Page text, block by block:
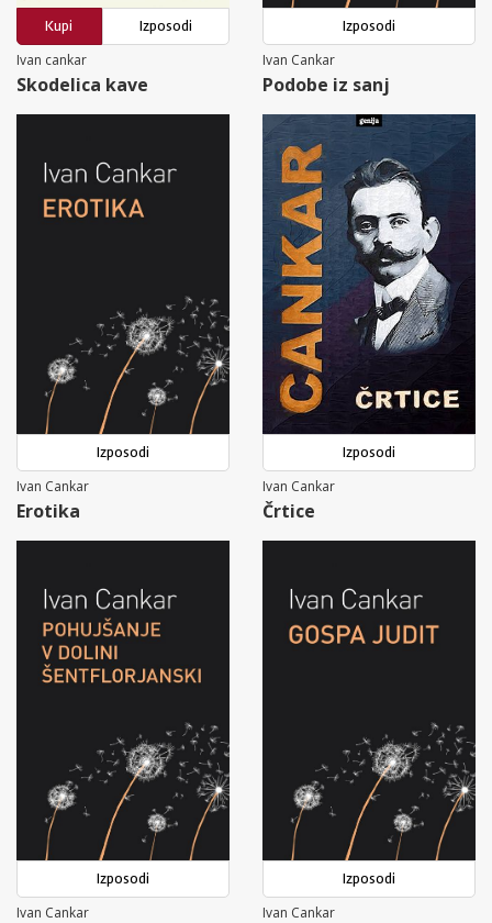
Kupi
Izposodi
Ivan cankar
Skodelica kave
Izposodi
Ivan Cankar
Podobe iz sanj
Izposodi
Ivan Cankar
Erotika
Izposodi
Ivan Cankar
Črtice
Izposodi
Ivan Cankar
Izposodi
Ivan Cankar